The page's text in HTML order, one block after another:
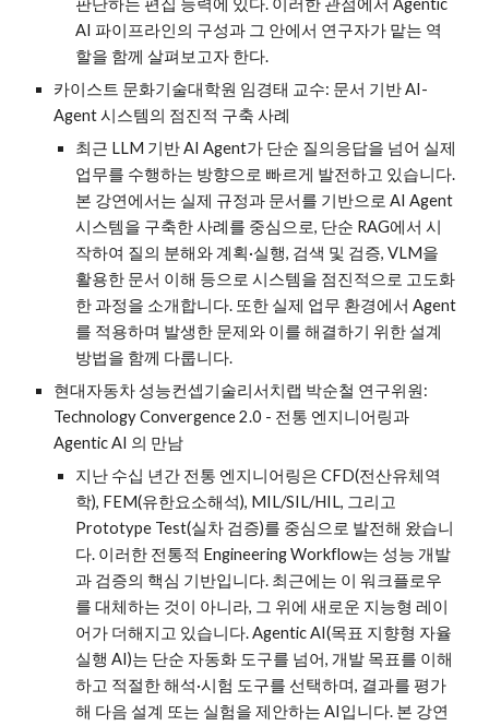
판단하는 편집 능력에 있다. 이러한 관점에서 Agentic
AI 파이프라인의 구성과 그 안에서 연구자가 맡는 역
할을 함께 살펴보고자 한다.
카이스트 문화기술대학원 임경태 교수: 문서 기반 AI-
Agent 시스템의 점진적 구축 사례
최근 LLM 기반 AI Agent가 단순 질의응답을 넘어 실제
업무를 수행하는 방향으로 빠르게 발전하고 있습니다.
본 강연에서는 실제 규정과 문서를 기반으로 AI Agent
시스템을 구축한 사례를 중심으로, 단순 RAG에서 시
작하여 질의 분해와 계획·실행, 검색 및 검증, VLM을
활용한 문서 이해 등으로 시스템을 점진적으로 고도화
한 과정을 소개합니다. 또한 실제 업무 환경에서 Agent
를 적용하며 발생한 문제와 이를 해결하기 위한 설계
방법을 함께 다룹니다.
현대자동차 성능컨셉기술리서치랩 박순철 연구위원:
Technology Convergence 2.0 - 전통 엔지니어링과
Agentic AI 의 만남
지난 수십 년간 전통 엔지니어링은 CFD(전산유체역
학), FEM(유한요소해석), MIL/SIL/HIL, 그리고
Prototype Test(실차 검증)를 중심으로 발전해 왔습니
다. 이러한 전통적 Engineering Workflow는 성능 개발
과 검증의 핵심 기반입니다. 최근에는 이 워크플로우
를 대체하는 것이 아니라, 그 위에 새로운 지능형 레이
어가 더해지고 있습니다. Agentic AI(목표 지향형 자율
실행 AI)는 단순 자동화 도구를 넘어, 개발 목표를 이해
하고 적절한 해석·시험 도구를 선택하며, 결과를 평가
해 다음 설계 또는 실험을 제안하는 AI입니다. 본 강연